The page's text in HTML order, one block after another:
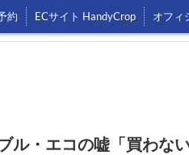
約 ECサイト HandyCrop オフィ
ル・エコの嘘「買わな